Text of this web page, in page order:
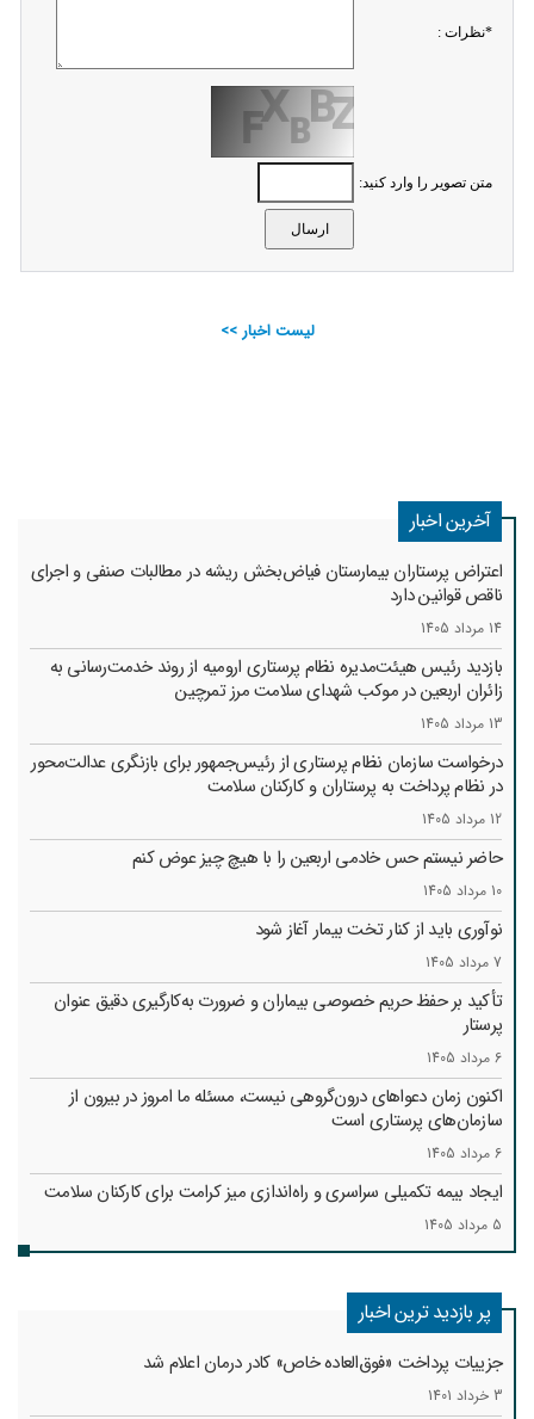
*نظرات :
متن تصویر را وارد کنید:
لیست اخبار >>
آخرین اخبار
اعتراض پرستاران بیمارستان فیاض‌بخش ریشه در مطالبات صنفی و اجرای
ناقص قوانین دارد
14 مرداد 1405
بازدید رئیس هیئت‌مدیره نظام پرستاری ارومیه از روند خدمت‌رسانی به
زائران اربعین در موکب شهدای سلامت مرز تمرچین
13 مرداد 1405
درخواست سازمان نظام پرستاری از رئیس‌جمهور برای بازنگری عدالت‌محور
در نظام پرداخت به پرستاران و کارکنان سلامت
12 مرداد 1405
حاضر نیستم حس خادمی اربعین را با هیچ چیز عوض کنم
10 مرداد 1405
نوآوری باید از کنار تخت بیمار آغاز شود
7 مرداد 1405
تأکید بر حفظ حریم خصوصی بیماران و ضرورت به‌کارگیری دقیق عنوان
پرستار
6 مرداد 1405
اکنون زمان دعواهای درون‌گروهی نیست، مسئله ما امروز در بیرون از
سازمان‌های پرستاری است
6 مرداد 1405
ایجاد بیمه تکمیلی سراسری و راه‌اندازی میز کرامت برای کارکنان سلامت
5 مرداد 1405
پر بازدید ترین اخبار
جزییات پرداخت «فوق‌العاده خاص» کادر درمان اعلام شد
3 خرداد 1401